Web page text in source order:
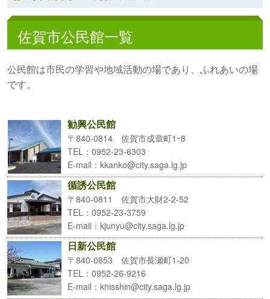
佐賀市公民館一覧
公民館は市民の学習や地域活動の場であり、ふれあいの場
です。
勧興公民館
〒840-0814 佐賀市成章町1ｰ8
TEL ：0952-23-6303
E-mail ：kkanko@city.saga.lg.jp
循誘公民館
〒840-0811 佐賀市大財2-2-52
TEL ：0952-23-3759
E-mail ：kjunyu@city.saga.lg.jp
日新公民館
〒840-0853 佐賀市長瀬町1-20
TEL ：0952-26-9216
E-mail ：knisshin@city.saga.lg.jp